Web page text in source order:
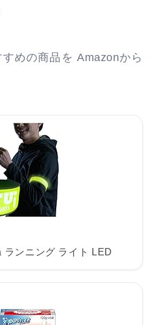
すめの商品を Amazonから
ンニング ライト LED